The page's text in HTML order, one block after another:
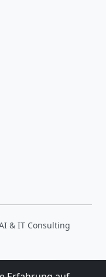
& IT Consulting